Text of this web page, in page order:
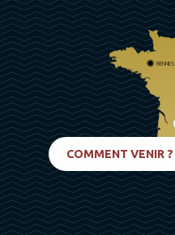
RENNES
COMMENT VENIR ?